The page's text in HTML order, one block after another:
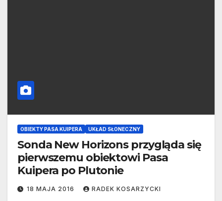
OBIEKTY PASA KUIPERA UKŁAD SŁONECZNY
Sonda New Horizons przygląda się
pierwszemu obiektowi Pasa
Kuipera po Plutonie
18 MAJA 2016 RADEK KOSARZYCKI